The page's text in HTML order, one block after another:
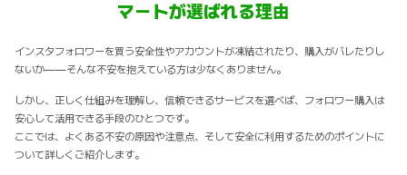
マートが選ばれる理由
インスタフォロワーを買う安全性やアカウントが凍結されたり、購入がバレたりし
ないか——そんな不安を抱えている方は少なくありません。
しかし、正しく仕組みを理解し、信頼できるサービスを選べば、フォロワー購入は
安心して活用できる手段のひとつです。
ここでは、よくある不安の原因や注意点、そして安全に利用するためのポイントに
ついて詳しくご紹介します。